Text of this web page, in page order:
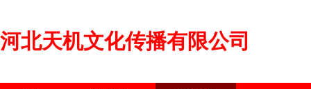
河北天机文化传播有限公司